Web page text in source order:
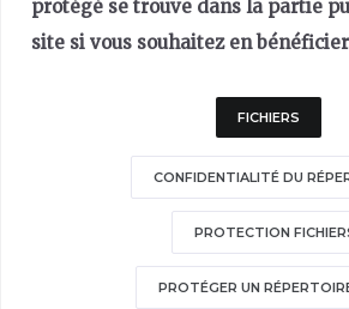
protégé se trouve dans la partie
site si vous souhaitez en
FICHIERS
CONFIDENTIALITÉ DU
PROTECTION
PROTÉGER UN